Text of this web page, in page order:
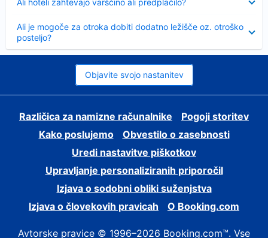
Ali hoteli zahtevajo varščino ali predplačilo?
Ali je mogoče za otroka dobiti dodatno ležišče oz. otroško
posteljo?
Objavite svojo nastanitev
Različica za namizne računalnike
Pogoji storitev
Kako poslujemo
Obvestilo o zasebnosti
Uredi nastavitve piškotkov
Upravljanje personaliziranih priporočil
Izjava o sodobni obliki suženjstva
Izjava o človekovih pravicah
O Booking.com
Avtorske pravice © 1996–2026 Booking.com™. Vse